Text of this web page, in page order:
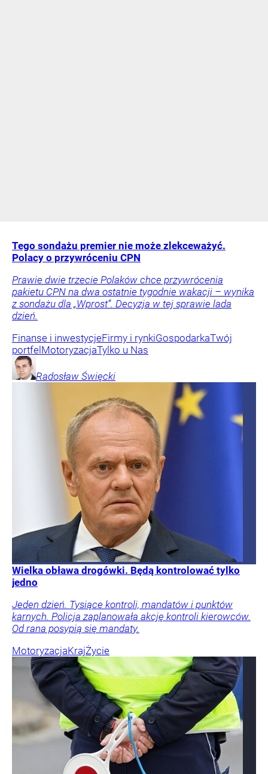
Tego sondażu premier nie może zlekceważyć.
Polacy o przywróceniu CPN
Prawie dwie trzecie Polaków chce przywrócenia
pakietu CPN na dwa ostatnie tygodnie wakacji – wynika
z sondażu dla „Wprost”. Decyzja w tej sprawie lada
dzień.
Finanse i inwestycjeFirmy i rynkiGospodarkaTwój
portfelMotoryzacjaTylko u Nas
Radosław Święcki
Wielka obława drogówki. Będą kontrolować tylko
jedno
Jeden dzień. Tysiące kontroli, mandatów i punktów
karnych. Policja zaplanowała akcję kontroli kierowców.
Od rana posypią się mandaty.
MotoryzacjaKrajŻycie